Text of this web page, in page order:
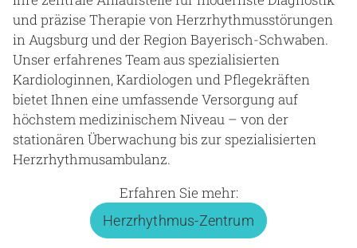
und präzise Therapie von Herzrhythmusstörungen
in Augsburg und der Region Bayerisch-Schwaben.
Unser erfahrenes Team aus spezialisierten
Kardiologinnen, Kardiologen und Pflegekräften
bietet Ihnen eine umfassende Versorgung auf
höchstem medizinischem Niveau – von der
stationären Überwachung bis zur spezialisierten
Herzrhythmusambulanz.
Erfahren Sie mehr:
Herzrhythmus-Zentrum